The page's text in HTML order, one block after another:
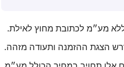
על
במדיניות הפרטיות. באפשרותך
בתחתית האתר.
מע״מ לכתובת מחוץ לאילת.